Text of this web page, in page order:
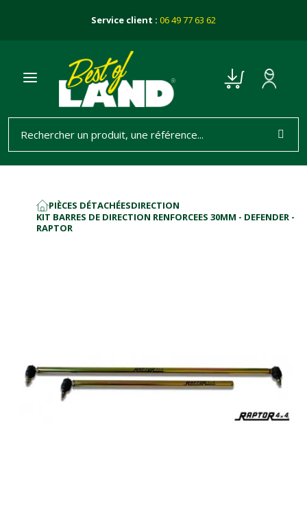
Service client : 06 49 77 63 62
ACCUEIL
PIÈCES DÉTACHÉESDIRECTION
KIT BARRES DE DIRECTION RENFORCEES 30MM - DEFENDER -
RAPTOR